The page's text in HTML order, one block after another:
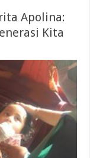
Apolina:
Kita